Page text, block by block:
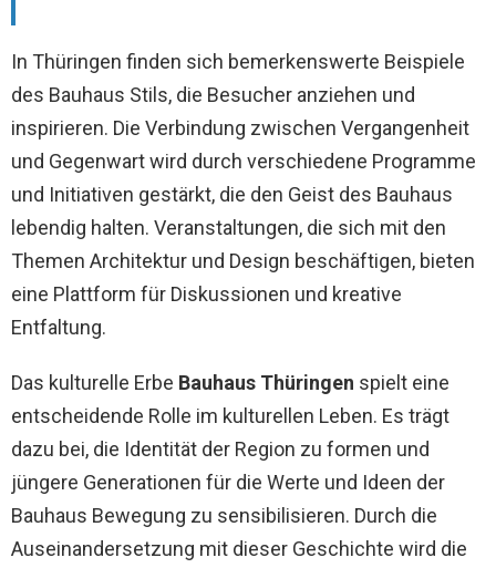
In Thüringen finden sich bemerkenswerte Beispiele
des Bauhaus Stils, die Besucher anziehen und
inspirieren. Die Verbindung zwischen Vergangenheit
und Gegenwart wird durch verschiedene Programme
und Initiativen gestärkt, die den Geist des Bauhaus
lebendig halten. Veranstaltungen, die sich mit den
Themen Architektur und Design beschäftigen, bieten
eine Plattform für Diskussionen und kreative
Entfaltung.
Das kulturelle Erbe Bauhaus Thüringen spielt eine
entscheidende Rolle im kulturellen Leben. Es trägt
dazu bei, die Identität der Region zu formen und
jüngere Generationen für die Werte und Ideen der
Bauhaus Bewegung zu sensibilisieren. Durch die
Auseinandersetzung mit dieser Geschichte wird die